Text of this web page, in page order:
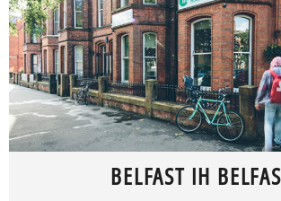
BELFAST IH